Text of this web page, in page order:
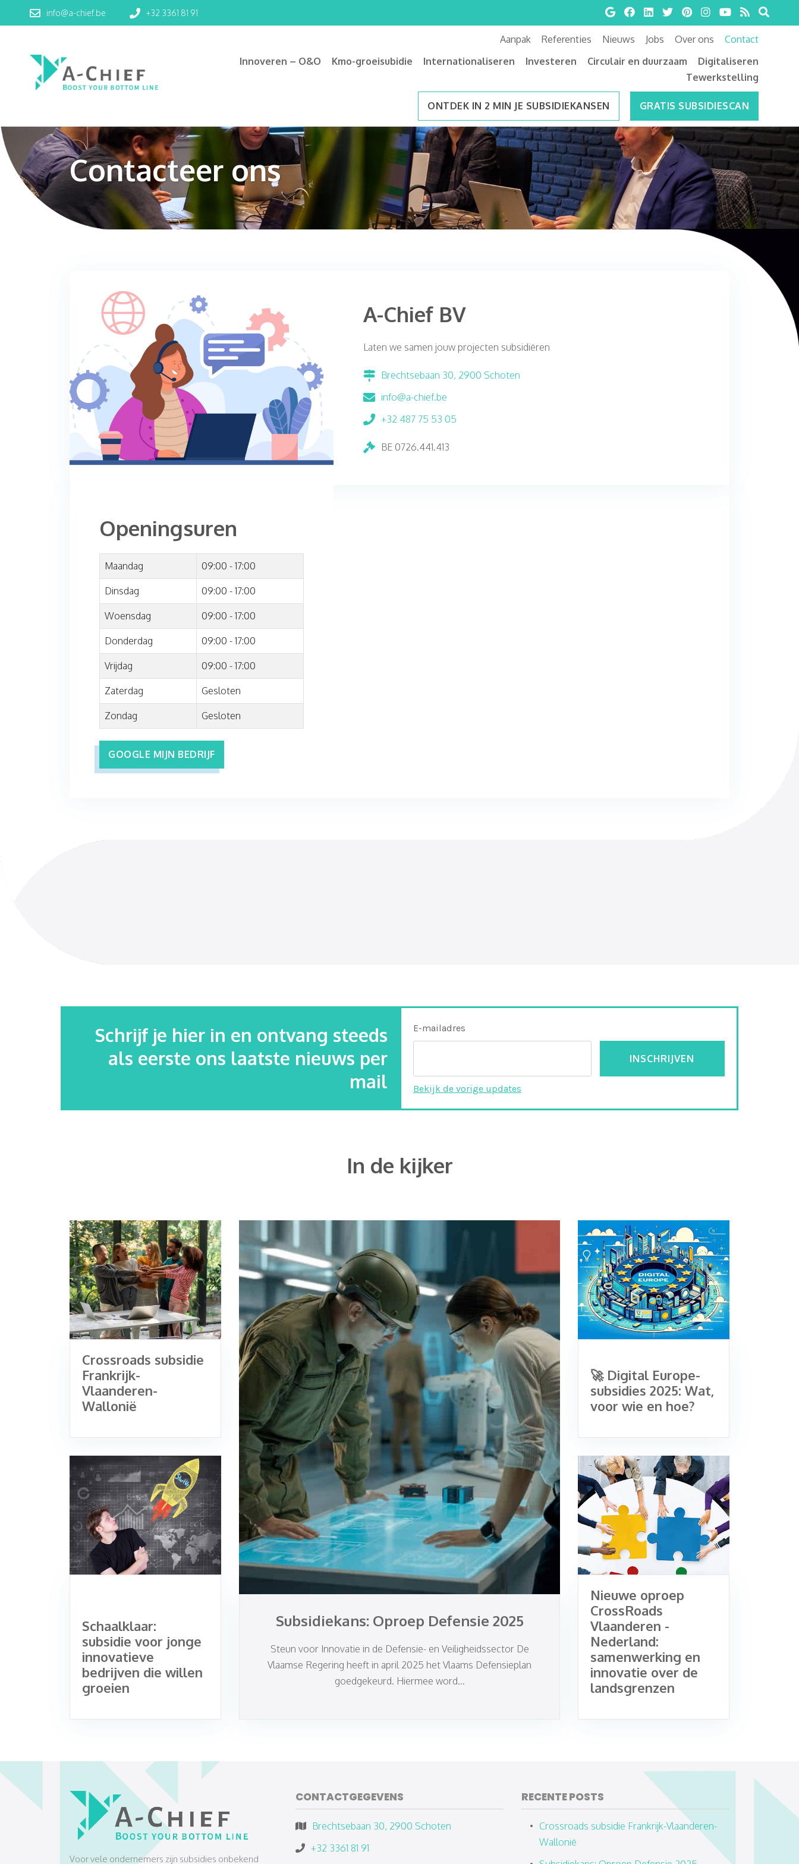
info@a-chief.be +32 3361 81 91
Aanpak Referenties Nieuws Jobs Over ons
Contact
Innoveren – O&O
Kmo-groeisubidie Internationaliseren Investeren Circulair en duurzaam
Digitaliseren
Tewerkstelling
ONTDEK IN 2 MIN JE SUBSIDIEKANSEN GRATIS SUBSIDIESCAN
Contacteer ons
A-Chief BV
Laten we samen jouw projecten subsidiëren
Brechtsebaan 30, 2900 Schoten
info@a-chief.be
+32 487 75 53 05
BE 0726.441.413
Openingsuren
Maandag 09:00 - 17:00
Dinsdag 09:00 - 17:00
Woensdag 09:00 - 17:00
Donderdag 09:00 - 17:00
Vrijdag 09:00 - 17:00
Zaterdag Gesloten
Zondag Gesloten
GOOGLE MIJN BEDRIJF
Schrijf je hier in en ontvang steeds
als eerste ons laatste nieuws per
mail
E-mailadres
Bekijk de vorige updates
In de kijker
Crossroads subsidie
Frankrijk-
Vlaanderen-
Wallonië
Subsidiekans: Oproep Defensie 2025
Steun voor Innovatie in de Defensie- en Veiligheidssector De
Vlaamse Regering heeft in april 2025 het Vlaams Defensieplan
goedgekeurd. Hiermee word...
🚀 Digital Europe-
subsidies 2025: Wat,
voor wie en hoe?
Schaalklaar:
subsidie voor jonge
innovatieve
bedrijven die willen
groeien
Nieuwe oproep
CrossRoads
Vlaanderen -
Nederland:
samenwerking en
innovatie over de
landsgrenzen
​​​​​​​Voor vele ondernemers zijn subsidies onbekend
CONTACTGEGEVENS
Brechtsebaan 30, 2900 Schoten
+32 3361 81 91
RECENTE POSTS
Crossroads subsidie Frankrijk-Vlaanderen-
Wallonië